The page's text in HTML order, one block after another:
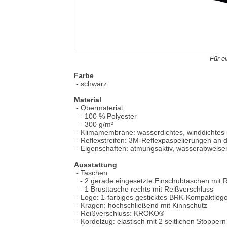
Für
Farbe
- schwarz
Material
- Obermaterial:
- 100 % Polyester
- 300 g/m²
- Klimamembrane: wasserdichtes,
- Reflexstreifen: 3M-Reflexpaspelierungen an
- Eigenschaften: atmungsaktiv,
Ausstattung
- Taschen:
- 2 gerade eingesetzte Einschubtaschen mit
- 1 Brusttasche rechts mit Reißverschluss
- Logo: 1-farbiges gesticktes BRK-
- Kragen: hochschließend mit Kinnschutz
- Reißverschluss: KROKO®
- Kordelzug: elastisch mit 2 seitlichen